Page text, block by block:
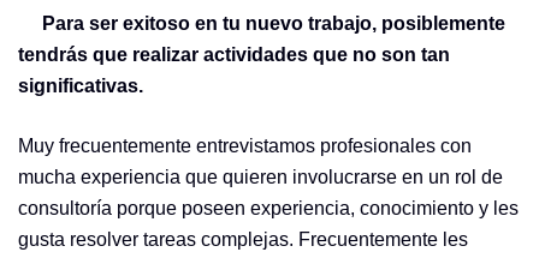
Para ser exitoso en tu nuevo trabajo, posiblemente
tendrás que realizar actividades que no son tan
significativas.
Muy frecuentemente entrevistamos profesionales con
mucha experiencia que quieren involucrarse en un rol de
consultoría porque poseen experiencia, conocimiento y les
gusta resolver tareas complejas. Frecuentemente les